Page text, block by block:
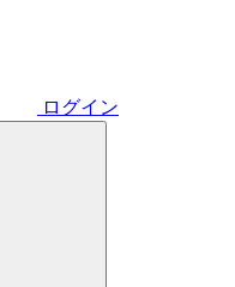
ログイン